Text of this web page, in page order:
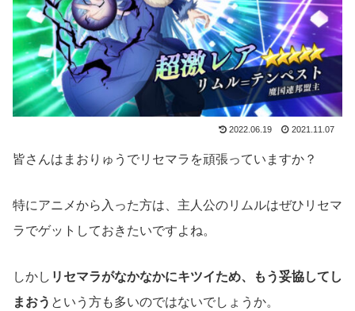
2022.06.19 2021.11.07
皆さんはまおりゅうでリセマラを頑張っていますか？
特にアニメから入った方は、主人公のリムルはぜひリセマ
ラでゲットしておきたいですよね。
しかし リセマラがなかなかにキツイため、もう妥協してし
まおう という方も多いのではないでしょうか。